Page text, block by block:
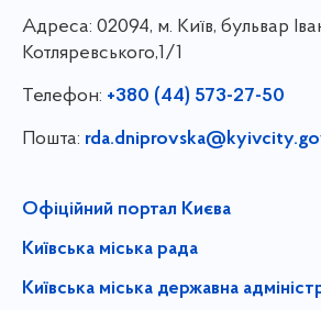
Адреса: 02094, м. Київ, бульвар
Котляревського,1/1
Телефон: +380 (44) 573-27-50
Пошта:
Офіційний портал Києва
Київська міська рада
Київська міська державна